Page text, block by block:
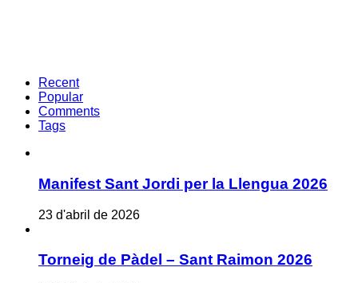
Recent
Popular
Comments
Tags
Manifest Sant Jordi per la Llengua 2026
23 d'abril de 2026
Torneig de Pàdel – Sant Raimon 2026